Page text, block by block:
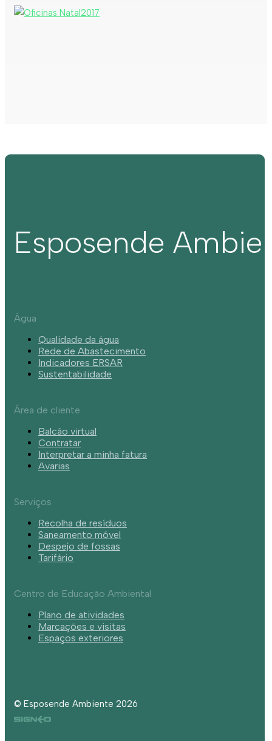
Esposende
Água
Qualidade da água
Rede de Abastecimento
Indicadores ERSAR
Sustentabilidade
Área de cliente
Balcão virtual
Contratar
Interpretar a minha fatura
Avarias
Serviços
Recolha de resíduos
Saneamento móvel
Despejo de fossas
Tarifário
Centro de Educação Ambiental
Plano de atividades
Marcações e visitas
Espaços exteriores
© Esposende Ambiente 2026